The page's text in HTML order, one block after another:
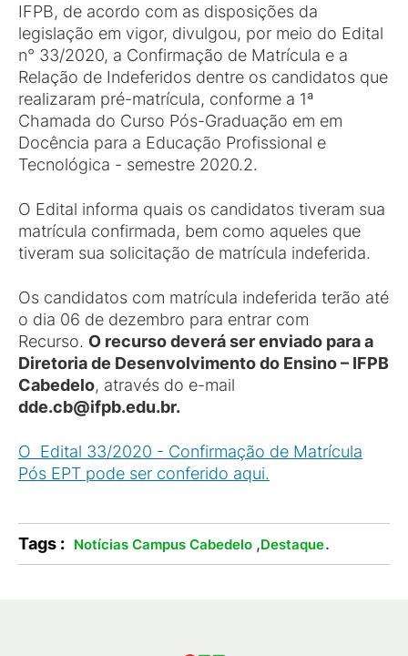
IFPB, de acordo com as disposições da
legislação em vigor, divulgou, por meio do Edital
n° 33/2020, a Confirmação de Matrícula e a
Relação de Indeferidos dentre os candidatos que
realizaram pré-matrícula, conforme a 1ª
Chamada do Curso Pós-Graduação em em
Docência para a Educação Profissional e
Tecnológica - semestre 2020.2.
O Edital informa quais os candidatos tiveram sua
matrícula confirmada, bem como aqueles que
tiveram sua solicitação de matrícula indeferida.
Os candidatos com matrícula indeferida terão até
o dia 06 de dezembro para entrar com
Recurso. O recurso deverá ser enviado para a
Diretoria de Desenvolvimento do Ensino – IFPB
Cabedelo, através do e-mail
dde.cb@ifpb.edu.br.
O Edital 33/2020 - Confirmação de Matrícula
Pós EPT pode ser conferido aqui.
Tags : Notícias Campus Cabedelo ,Destaque.